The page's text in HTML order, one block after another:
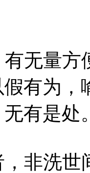
无量
有为，
有是处
非洗